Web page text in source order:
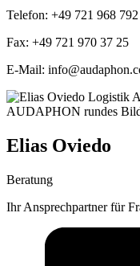
Telefon: +49 721 968
Fax: +49 721 970 37 25
E-Mail:
Elias Oviedo
Beratung
Ihr Ansprechpartner für